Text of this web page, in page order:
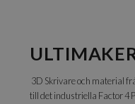
3D Skrivare och material
till det industriella Factor 4